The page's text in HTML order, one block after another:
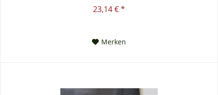
23,14 € *
Merken